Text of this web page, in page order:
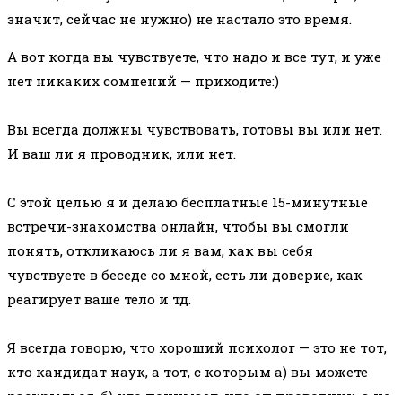
значит, сейчас не нужно) не настало это время.
А вот когда вы чувствуете, что надо и все тут, и уже
нет никаких сомнений — приходите:)
Вы всегда должны чувствовать, готовы вы или нет.
И ваш ли я проводник, или нет.
С этой целью я и делаю бесплатные 15-минутные
встречи-знакомства онлайн, чтобы вы смогли
понять, откликаюсь ли я вам, как вы себя
чувствуете в беседе со мной, есть ли доверие, как
реагирует ваше тело и тд.
Я всегда говорю, что хороший психолог — это не тот,
кто кандидат наук, а тот, с которым а) вы можете